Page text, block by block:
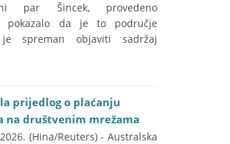
par Šincek, provedeno
pokazalo da je to područje
spreman objaviti sadržaj
prijedlog o plaćanju
na društvenim mrežama
(Hina/Reuters) - Australska